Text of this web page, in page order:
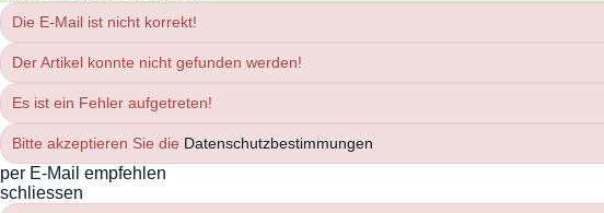
Die E-Mail ist nicht korrekt!
Der Artikel konnte nicht gefunden werden!
Es ist ein Fehler aufgetreten!
Bitte akzeptieren Sie die Datenschutzbestimmungen
per E-Mail empfehlen
schliessen